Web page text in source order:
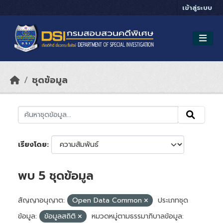
เข้าสู่ระบบ
ชุดข้อมูล
เรียงโดย
พบ 5 ชุดข้อมูล
สัญญาอนุญาต: Open Data Common
ประเภทชุด
ข้อมูล:
ข้อมูลสถิติ หมวดหมู่ตามธรรมาภิบาลข้อมูล: